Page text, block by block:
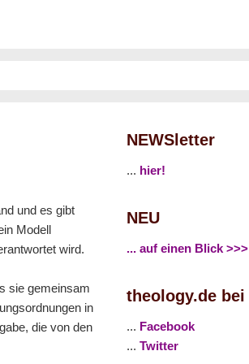
und es gibt
Modell
wird.
sie gemeinsam
in
die von den
NEWSletter
... hier!
NEU
... auf einen Blick >>>
theology.de bei
... Facebook
... Twitter